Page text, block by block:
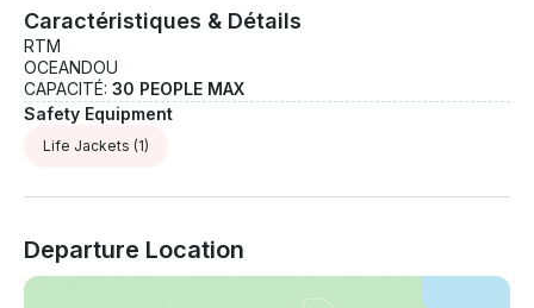
Caractéristiques & Détails
RTM
OCEANDOU
CAPACITÉ: 30 PEOPLE MAX
Safety Equipment
Life Jackets (1)
Departure Location